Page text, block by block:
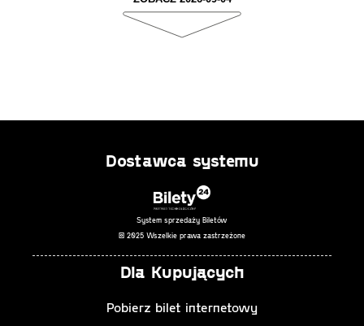
Dostawca systemu
System sprzedaży Biletów
© 2025 Wszelkie prawa zastrzeżone
Dla Kupujących
Pobierz bilet internetowy